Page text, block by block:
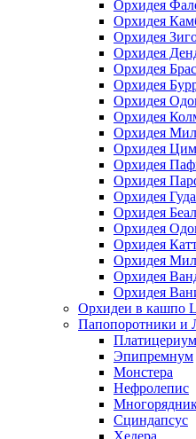
Орхидея
Орхидея
Орхидея
Орхидея
Орхидея
Орхидея
Орхидея
Орхидея
Орхидея
Орхидея
Орхидея
Орхидея
Орхидея
Орхидея
Орхидея
Орхидея
Орхидея
Орхидея
Орхидея
Орхидеи в кашпо
Папопоротники и
Платицериум
Эпипремнум
Монстера
Нефролепис
Сциндапсус